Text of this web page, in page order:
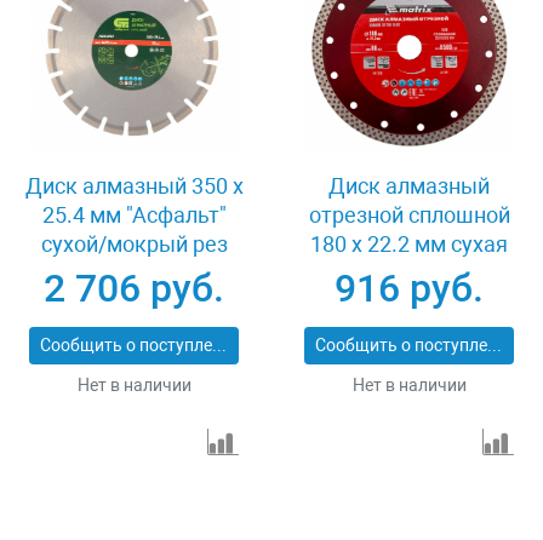
Диск алмазный 350 х
25.4 мм "Асфальт"
сухой/мокрый рез
Сибртех 731013
2 706 руб.
Сообщить о поступлении
Нет в наличии
Диск алмазный
отрезной сплошной
180 х 22.2 мм сухая
резка Matrix
Professional 73128
916 руб.
Сообщить о поступлении
Нет в наличии